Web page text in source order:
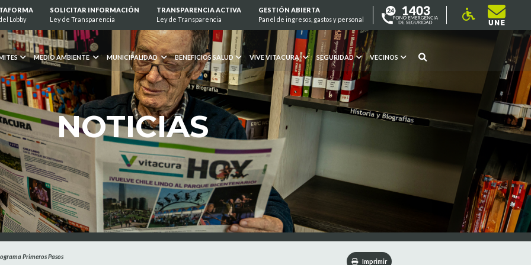
Lobby
SOLICITAR INFORMACIÓN
Ley de Transparencia
TRANSPARENCIA ACTIVA
Ley de Transparencia
GESTIÓN ABIERTA
Panel de ingresos, gastos y personal
MEDIO AMBIENTE MUNICIPALIDAD BENEFICIOS SALUD VIVE VITACURA SEGURIDAD VECINOS
NOTICIAS
Primeros Pasos
Imprimir